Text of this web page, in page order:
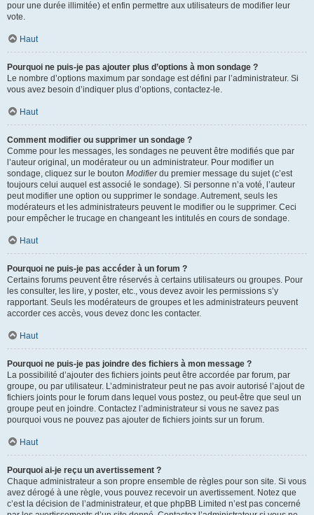
pour une durée illimitée) et enfin permettre aux utilisateurs de modifier leur
vote.
Haut
Pourquoi ne puis-je pas ajouter plus d’options à mon sondage ?
Le nombre d’options maximum par sondage est défini par l’administrateur. Si
vous avez besoin d’indiquer plus d’options, contactez-le.
Haut
Comment modifier ou supprimer un sondage ?
Comme pour les messages, les sondages ne peuvent être modifiés que par
l’auteur original, un modérateur ou un administrateur. Pour modifier un
sondage, cliquez sur le bouton Modifierdu premier message du sujet (c’est
toujours celui auquel est associé le sondage). Si personne n’a voté, l’auteur
peut modifier une option ou supprimer le sondage. Autrement, seuls les
modérateurs et les administrateurs peuvent le modifier ou le supprimer. Ceci
pour empêcher le trucage en changeant les intitulés en cours de sondage.
Haut
Pourquoi ne puis-je pas accéder à un forum ?
Certains forums peuvent être réservés à certains utilisateurs ou groupes. Pour
les consulter, les lire, y poster, etc., vous devez avoir les permissions s’y
rapportant. Seuls les modérateurs de groupes et les administrateurs peuvent
accorder ces accès, vous devez donc les contacter.
Haut
Pourquoi ne puis-je pas joindre des fichiers à mon message ?
La possibilité d’ajouter des fichiers joints peut être accordée par forum, par
groupe, ou par utilisateur. L’administrateur peut ne pas avoir autorisé l’ajout de
fichiers joints pour le forum dans lequel vous postez, ou peut-être que seul un
groupe peut en joindre. Contactez l’administrateur si vous ne savez pas
pourquoi vous ne pouvez pas ajouter de fichiers joints sur un forum.
Haut
Pourquoi ai-je reçu un avertissement ?
Chaque administrateur a son propre ensemble de règles pour son site. Si vous
avez dérogé à une règle, vous pouvez recevoir un avertissement. Notez que
c’est la décision de l’administrateur, et que phpBB Limited n’est pas concerné